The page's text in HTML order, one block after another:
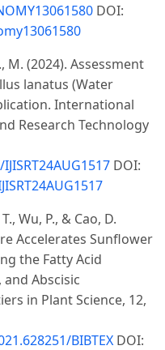
DOI:
M. (2024). Assessment
lanatus (Water
International
Research Technology
DOI:
Wu, P., & Cao, D.
Accelerates Sunflower
the Fatty Acid
Abscisic
in Plant Science, 12,
BIBTEX DOI: